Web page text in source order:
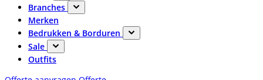
Branches
Merken
Bedrukken & Borduren
Sale
Outfits